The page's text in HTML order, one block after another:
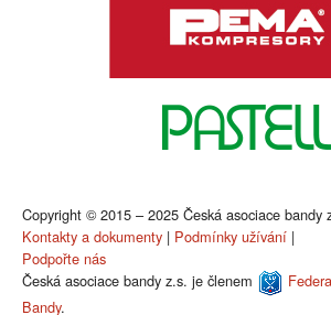
Copyright © 2015 – 2025 Česká asociace bandy
Kontakty a dokumenty | Podmínky užívání |
Podpořte nás
Česká asociace bandy z.s. je členem
Bandy.